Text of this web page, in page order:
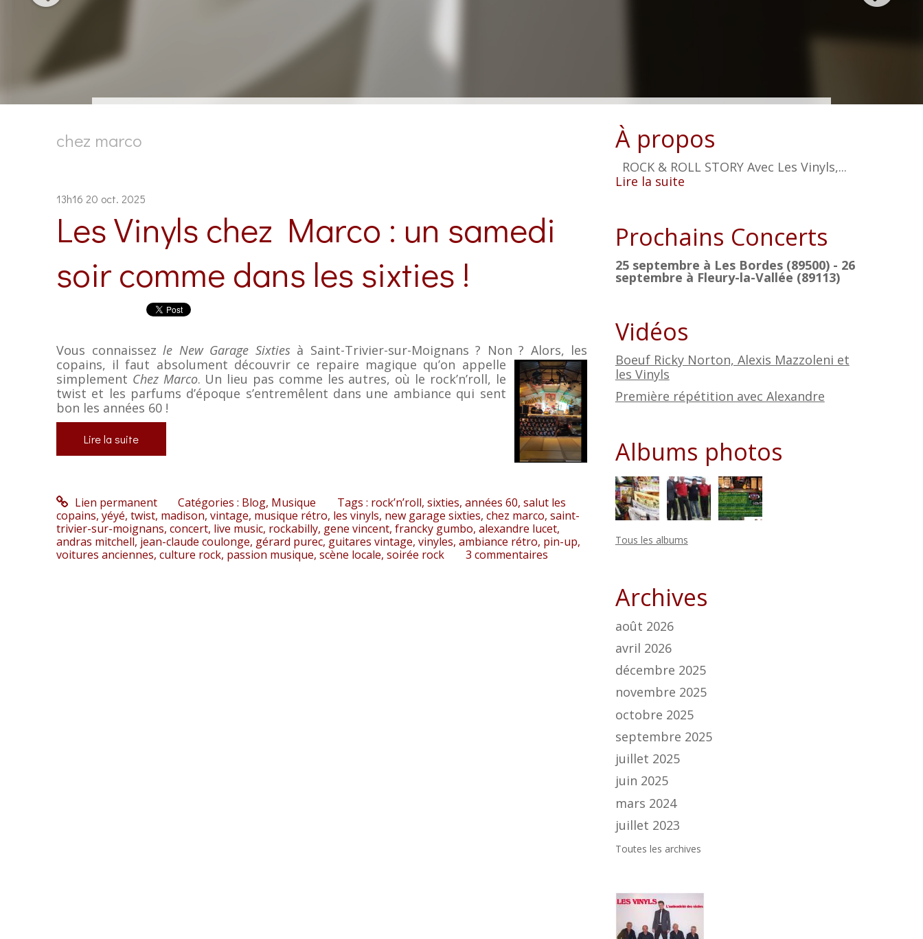
chez marco
13h16 20 oct. 2025
Les Vinyls chez Marco : un samedi
soir comme dans les sixties !
Vous connaissezle New Garage Sixties à Saint-Trivier-sur-Moignans ? Non ? Alors, les
copains, il faut absolument découvrir ce repaire magique qu’on appelle
simplement Chez Marco. Un lieu pas comme les autres, où le rock’n’roll, le
twist et les parfums d’époque s’entremêlent dans une ambiance qui sent
bon les années 60 !
Lire la suite
Lien permanent Catégories : Blog, Musique Tags : rock’n’roll,sixties,années 60,salut les
copains, yéyé, twist, madison, vintage, musique rétro, les vinyls, new garage sixties, chez marco, saint-
trivier-sur-moignans, concert, live music, rockabilly, gene vincent, francky gumbo, alexandre lucet,
andras mitchell, jean-claude coulonge, gérard purec, guitares vintage, vinyles, ambiance rétro, pin-up,
voitures anciennes, culture rock, passion musique, scène locale, soirée rock 3 commentaires
À propos
ROCK & ROLL STORY Avec Les Vinyls,...
Lire la suite
Prochains Concerts
25 septembre à Les Bordes (89500) - 26
septembre à Fleury-la-Vallée (89113)
Vidéos
Boeuf Ricky Norton, Alexis Mazzoleni et
les Vinyls
Première répétition avec Alexandre
Albums photos
Tous les albums
Archives
août 2026
avril 2026
décembre 2025
novembre 2025
octobre 2025
septembre 2025
juillet 2025
juin 2025
mars 2024
juillet 2023
Toutes les archives